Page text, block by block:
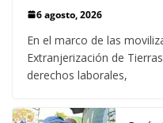
6 agosto, 2026
En el marco de las
Extranjerización de
derechos laborales,